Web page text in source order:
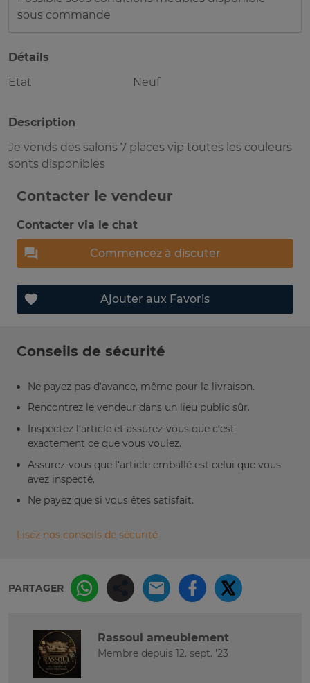
sous commande
Détails
Etat
Neuf
Description
Je vends des salons 7 places vip toutes les couleurs
sonts disponibles
Contacter le vendeur
Contacter via le chat
Commencez à discuter
Ajouter aux Favoris
Conseils de sécurité
Ne payez pas d’avance, même pour la livraison.
Rencontrez le vendeur dans un lieu public sûr.
Inspectez l’article et assurez-vous que c’est
exactement ce que vous voulez.
Assurez-vous que l’article emballé est celui que vous
avez inspecté.
Ne payez que si vous êtes satisfait.
Lisez nos conseils de sécurité
PARTAGER
Rassoul ameublement
Membre depuis 12. sept. '23